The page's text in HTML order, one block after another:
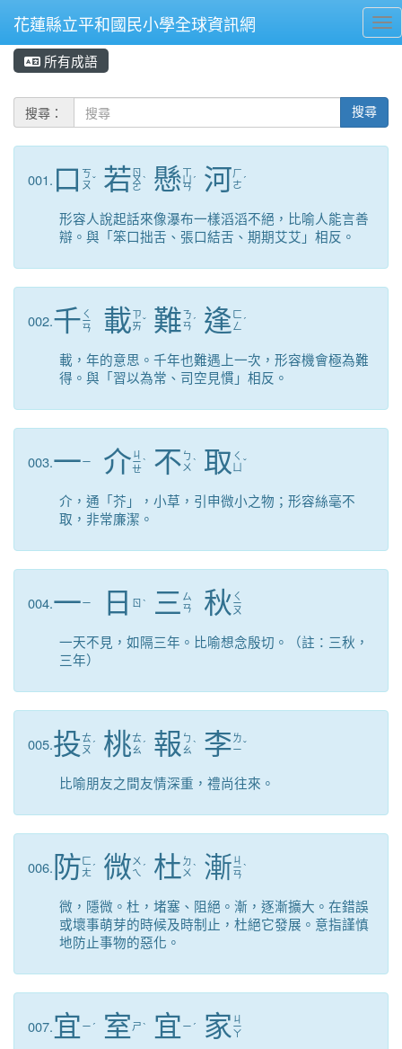
花蓮縣立平和國民小學全球資訊網
所有成語
搜尋： 搜尋
001. 口 ㄎ
ㄡˇ 若 ㄖ
ㄨ
ㄛ
ˋ 懸ㄒ
ㄩ
ㄢ
ˊ 河ㄏ
ㄜ ˊ
形容人說起話來像瀑布一樣滔滔不絕，比喻人能言善
辯。與「笨口拙舌、張口結舌、期期艾艾」相反。
002.千 ㄑ
ㄧ
ㄢ 載ㄗ
ㄞˇ 難ㄋ
ㄢ ˊ 逢 ㄈ
ㄥ ˊ
載，年的意思。千年也難遇上一次，形容機會極為難
得。與「習以為常、司空見慣」相反。
003.一ㄧ 介 ㄐ
ㄧ
ㄝ
ˋ 不 ㄅ
ㄨ ˋ 取 ㄑ
ˇ
介，通「芥」，小草，引申微小之物；形容絲毫不
取，非常廉潔。
004.一ㄧ 日 ㄖ ˋ 三 ㄙ
ㄢ
秋 ㄑ
ㄧ
ㄡ
一天不見，如隔三年。比喻想念殷切。（註：三秋，
三年）
005.投ㄊ
ㄡ ˊ 桃ㄊ
ㄠ ˊ 報 ㄅ
ㄠˋ 李ㄌ
ㄧˇ
比喻朋友之間友情深重，禮尚往來。
006. 防 ㄈ
ㄤ ˊ 微 ㄨ
ㄟ ˊ 杜 ㄉ
ㄨ ˋ 漸 ㄐ
ㄧ
ㄢ
ˋ
微，隱微。杜，堵塞、阻絕。漸，逐漸擴大。在錯誤
或壞事萌芽的時候及時制止，杜絕它發展。意指謹慎
地防止事物的惡化。
007.宜 ㄧ ˊ 室 ㄕˋ 宜 ㄧ ˊ 家 ㄐ
ㄧ
ㄚ